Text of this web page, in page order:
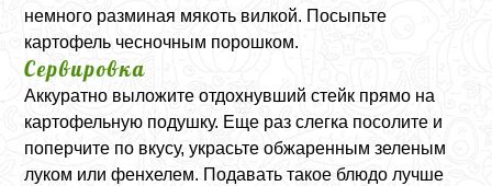
немного разминая мякоть вилкой. Посыпьте
картофель чесночным порошком.
Сервировка
Аккуратно выложите отдохнувший стейк прямо на
картофельную подушку. Еще раз слегка посолите и
поперчите по вкусу, украсьте обжаренным зеленым
луком или фенхелем. Подавать такое блюдо лучше